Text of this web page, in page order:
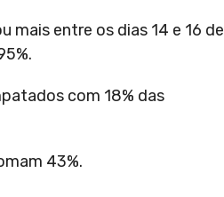
mais entre os dias 14 e 16 de
com 18% das
43%.